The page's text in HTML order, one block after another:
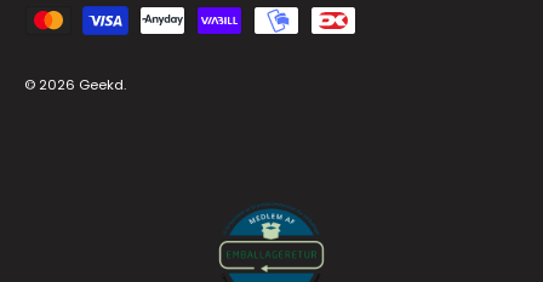
Zahlungsmethoden
© 2026 Geekd.